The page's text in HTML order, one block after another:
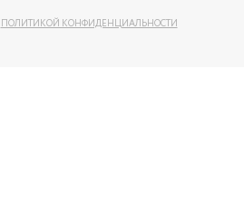
ПОЛИТИКОЙ КОНФИДЕНЦИАЛЬНОСТИ